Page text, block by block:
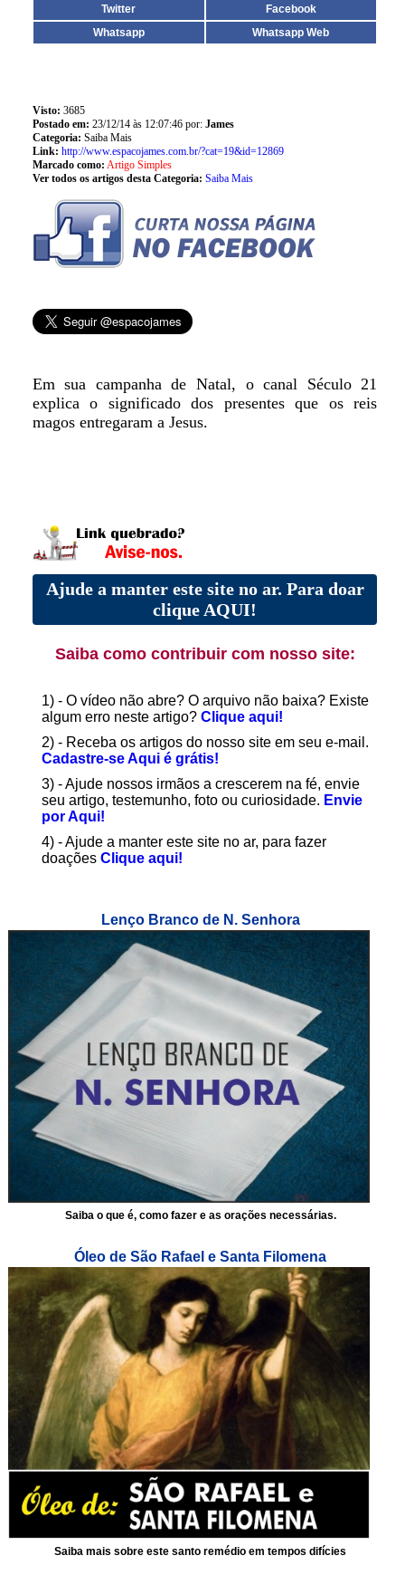
Twitter
Facebook
Whatsapp
Whatsapp Web
Visto: 3685
Postado em: 23/12/14 às 12:07:46 por: James
Categoria: Saiba Mais
Link: http://www.espacojames.com.br/?cat=19&id=12869
Marcado como: Artigo Simples
Ver todos os artigos desta Categoria: Saiba Mais
Em sua campanha de Natal, o canal Século 21
explica o significado dos presentes que os reis
magos entregaram a Jesus.
Ajude a manter este site no ar. Para doar
clique AQUI!
Saiba como contribuir com nosso site:
1) - O vídeo não abre? O arquivo não baixa? Existe
algum erro neste artigo? Clique aqui!
2) - Receba os artigos do nosso site em seu e-mail.
Cadastre-se Aqui é grátis!
3) - Ajude nossos irmãos a crescerem na fé, envie
seu artigo, testemunho, foto ou curiosidade. Envie
por Aqui!
4) - Ajude a manter este site no ar, para fazer
doações Clique aqui!
Lenço Branco de N. Senhora
Saiba o que é, como fazer e as orações necessárias.
Óleo de São Rafael e Santa Filomena
Saiba mais sobre este santo remédio em tempos difícies